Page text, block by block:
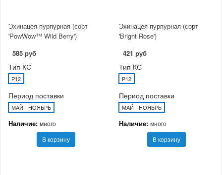
Эхинацея пурпурная (сорт
'PowWow™ Wild Berry')
585 руб
Тип КС
P12
Период поставки
МАЙ - НОЯБРЬ
Наличие: много
В корзину
Эхинацея пурпурная (сорт
'Bright Rose')
421 руб
Тип КС
P12
Период поставки
МАЙ - НОЯБРЬ
Наличие: много
В корзину